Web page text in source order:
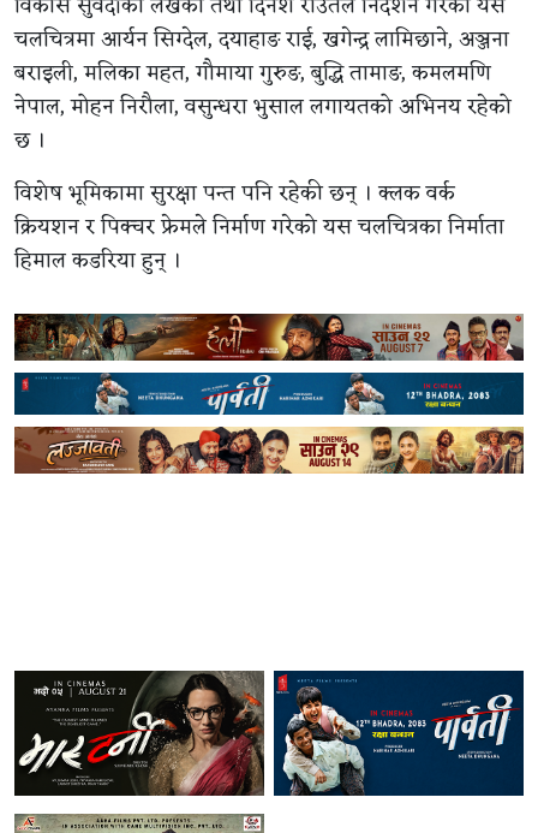
चलचित्रमा आर्यन सिग्देल, दयाहाङ राई, खगेन्द्र लामिछाने, अञ्जना
बराइली, मलिका महत, गौमाया गुरुङ, बुद्धि तामाङ, कमलमणि
नेपाल, मोहन निरौला, वसुन्धरा भुसाल लगायतको अभिनय रहेको
छ ।
विशेष भूमिकामा सुरक्षा पन्त पनि रहेकी छन् । क्लक वर्क
क्रियशन र पिक्चर फ्रेमले निर्माण गरेको यस चलचित्रका निर्माता
हिमाल कडरिया हुन् ।